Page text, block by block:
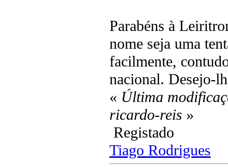
Parabéns à
nome seja uma
facilmente,
nacional. Desejo-
« Última
ricardo-reis »
Registado
Tiago Rodrigues